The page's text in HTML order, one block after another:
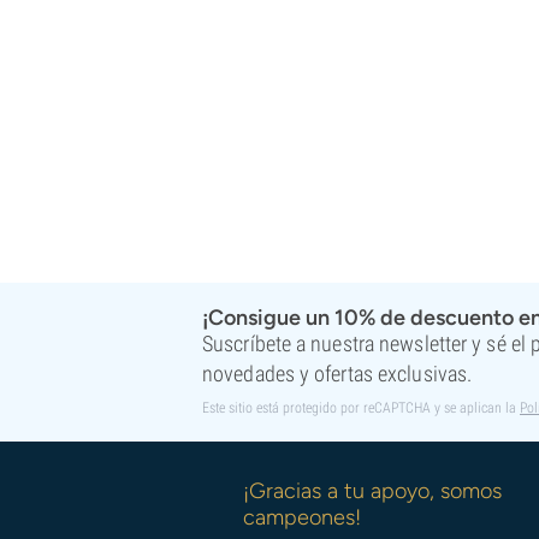
¡Consigue un 10% de descuento
Suscríbete a nuestra newsletter y sé el
novedades y ofertas exclusivas.
Este sitio está protegido por reCAPTCHA y se aplican la
¡Gracias a tu apoyo, somos
campeones!